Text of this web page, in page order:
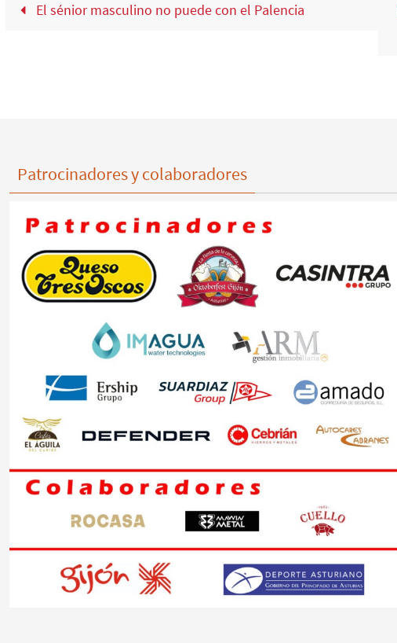
El sénior masculino no puede con el Palencia
Patrocinadores y colaboradores